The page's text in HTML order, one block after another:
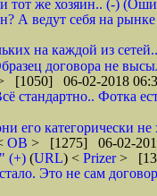
тот же хозяин.. (-)
А ведут себя на
на каждой из сетей..
договора не
[1050] 06-02-2018
стандартно.. Фотка
категорически не
ОВ > [1275] 06-02-
(+) (URL) < Prizer>
Это не сам